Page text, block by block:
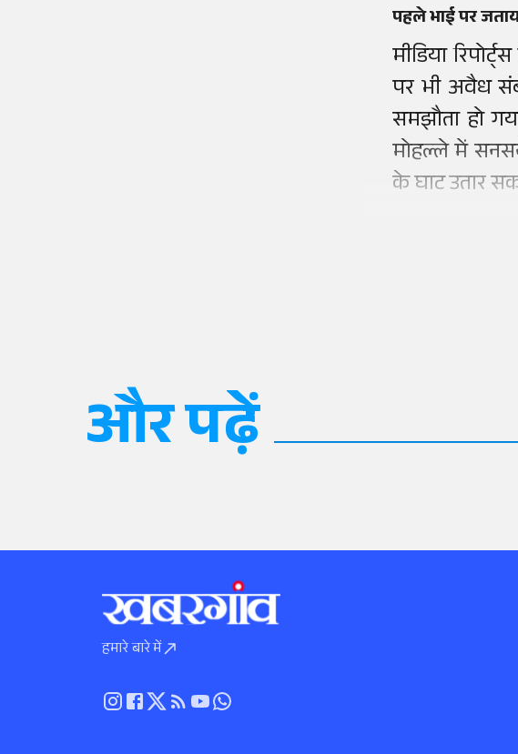
पहले भाई पर
मीडिया
पर भी अवैध
समझौता हो
मोहल्ले में
के घाट उतार
और पढ़ें
हमारे बारे में